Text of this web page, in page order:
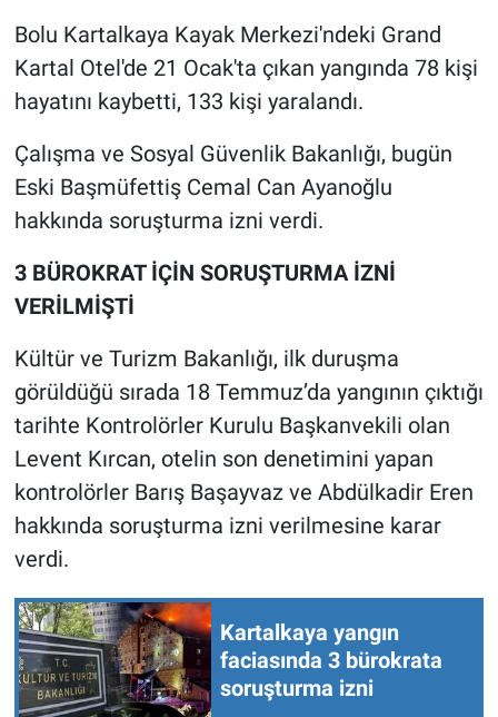
Bolu Kartalkaya Kayak Merkezi'ndeki Grand
Kartal Otel'de 21 Ocak'ta çıkan yangında 78 kişi
hayatını kaybetti, 133 kişi yaralandı.
Çalışma ve Sosyal Güvenlik Bakanlığı, bugün
Eski Başmüfettiş Cemal Can Ayanoğlu
hakkında soruşturma izni verdi.
3 BÜROKRAT İÇİN SORUŞTURMA İZNİ
VERİLMİŞTİ
Kültür ve Turizm Bakanlığı, ilk duruşma
görüldüğü sırada 18 Temmuz’da yangının çıktığı
tarihte Kontrolörler Kurulu Başkanvekili olan
Levent Kırcan, otelin son denetimini yapan
kontrolörler Barış Başayvaz ve Abdülkadir Eren
hakkında soruşturma izni verilmesine karar
verdi.
Kartalkaya yangın
faciasında 3 bürokrata
soruşturma izni
Gündem Özel
Günün görüntüsü
İlan
Koronavirüs
Kültür Sanat
Ne demişti
Popüler
Sağlık
Spor